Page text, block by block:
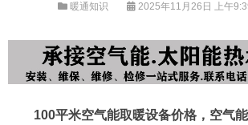
暖通知识 2025年11月26日 上午
100平米空气能取暖设备价格，空气